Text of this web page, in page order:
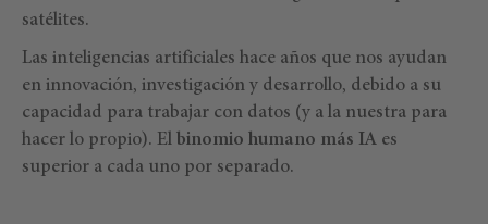
satélites.
Las inteligencias artificiales hace años que nos ayudan
en innovación, investigación y desarrollo, debido a su
capacidad para trabajar con datos (y a la nuestra para
hacer lo propio). El binomio humano más IA es
superior a cada uno por separado.